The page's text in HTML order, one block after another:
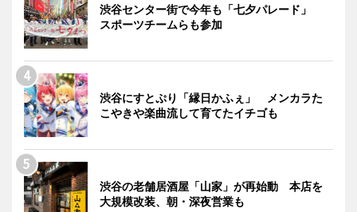
渋谷センター街で今年も「七夕パレード」
スポーツチームらも参加
渋谷にすとぷり「縁日かふぇ」 メンカラた
こやきや楽曲流して育てたイチゴも
渋谷の老舗居酒屋「山家」が再始動 本店を
大規模改装、朝・深夜営業も